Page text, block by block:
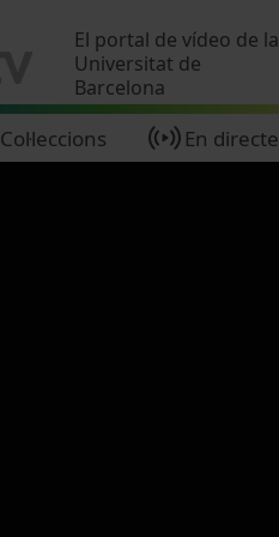
El portal de vídeo de la
Universitat de
Barcelona
Col·leccions En directe